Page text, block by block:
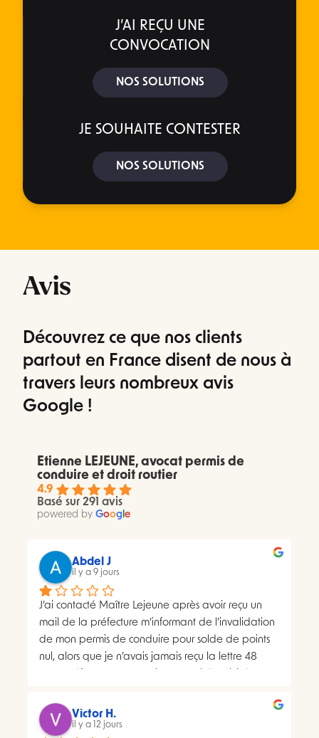
J’AI REÇU UNE
CONVOCATION
NOS SOLUTIONS
JE SOUHAITE CONTESTER
NOS SOLUTIONS
Avis
Découvrez ce que nos clients
partout en France disent de nous à
travers leurs nombreux avis
Google !
Etienne LEJEUNE, avocat permis de
conduire et droit routier
4.9
Basé sur 291 avis
powered by Goog e
Abdel J
il y a 9 jours
J’ai contacté Maître Lejeune après avoir reçu un
mail de la préfecture m’informant de l’invalidation
de mon permis de conduire pour solde de points
nul, alors que je n’avais jamais reçu la lettre 48
distributions à deux dates différentes, ce qui me
semblait présenter une anomalie nécessitant une
Victor H.
il y a 12 jours